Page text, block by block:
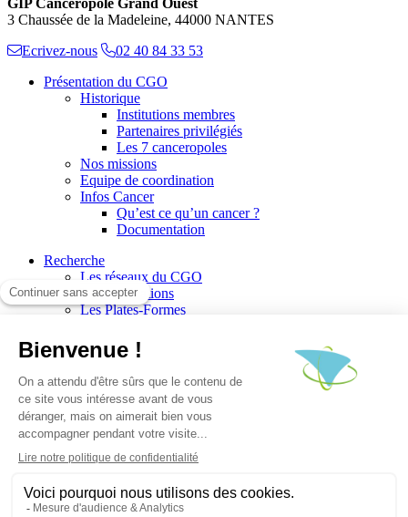
3 Chaussée de la Madeleine, 44000 NANTES
Ecrivez-nous
02 40 84 33 53
Présentation du CGO
Historique
Institutions membres
Partenaires privilégiés
Les 7 canceropoles
Nos missions
Equipe de coordination
Infos Cancer
Qu’est ce qu’un cancer ?
Documentation
Recherche
Les réseaux du CGO
Les publications
Les Plates-Formes
Les appels à communications
Les appels à projets
La valorisation de la recherche
Jobs/Formations
Actualités
Le blog infos
Les événements
Escape